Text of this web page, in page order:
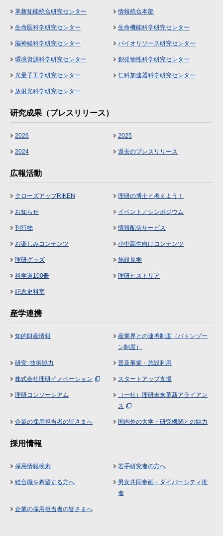
革新知能統合研究センター 情報統合本部
生命医科学研究センター 生命機能科学研究センター
脳神経科学研究センター バイオリソース研究センター
環境資源科学研究センター 創発物性科学研究センター
光量子工学研究センター 仁科加速器科学研究センター
放射光科学研究センター
研究成果（プレスリリース）
2026 2025
2024 過去のプレスリリース
広報活動
クローズアップRIKEN 理研の博士と考えよう！
お知らせ イベント／シンポジウム
刊行物 情報配信サービス
お楽しみコンテンツ 小中高生向けコンテンツ
理研グッズ 施設見学
科学道100冊 理研ヒストリア
記念史料室
産学連携
知的財産情報
産業界との連携制度（バトンゾー
ン制度）
研究･技術協力 普及事業・施設利用
株式会社理研イノベーション スタートアップ支援
理研コンソーシアム
（一社）理研未来革新アライアン
ス
企業の採用担当者の皆さまへ 国内外の大学・研究機関との協力
採用情報
採用情報検索 若手研究者の方へ
総合職を希望する方へ
男女共同参画・ダイバーシティ推
進
企業の採用担当者の皆さまへ